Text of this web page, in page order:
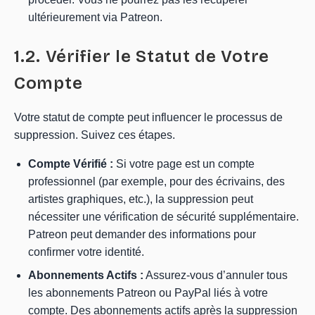
ultérieurement via Patreon.
1.2. Vérifier le Statut de Votre
Compte
Votre statut de compte peut influencer le processus de
suppression. Suivez ces étapes.
Compte Vérifié : Si votre page est un compte
professionnel (par exemple, pour des écrivains, des
artistes graphiques, etc.), la suppression peut
nécessiter une vérification de sécurité supplémentaire.
Patreon peut demander des informations pour
confirmer votre identité.
Abonnements Actifs : Assurez-vous d’annuler tous
les abonnements Patreon ou PayPal liés à votre
compte. Des abonnements actifs après la suppression